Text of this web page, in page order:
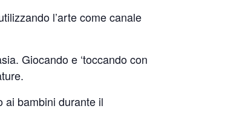
l’arte come canale
Giocando e ‘toccando con
ai bambini durante il